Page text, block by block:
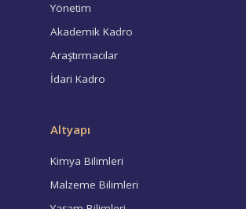
Yönetim
Akademik Kadro
Araştırmacılar
İdari Kadro
Altyapı
Kimya Bilimleri
Malzeme Bilimleri